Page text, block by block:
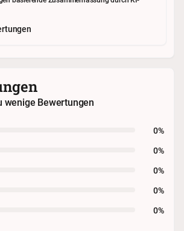
wenige Bewertungen
0%
0%
0%
0%
0%